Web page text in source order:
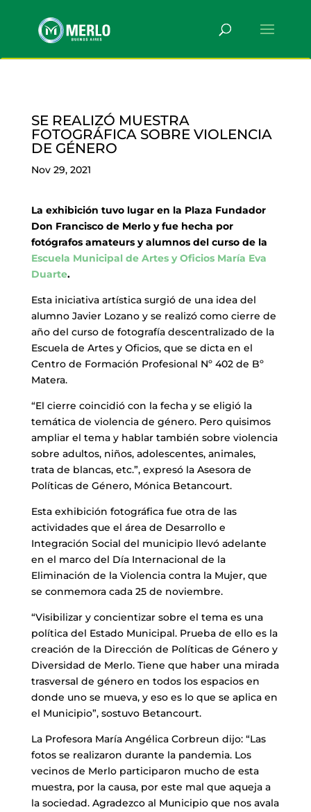
SE REALIZÓ MUESTRA
FOTOGRÁFICA SOBRE VIOLENCIA
DE GÉNERO
Nov 29, 2021
La exhibición tuvo lugar en la Plaza Fundador
Don Francisco de Merlo y fue hecha por
fotógrafos amateurs y alumnos del curso de la
Escuela Municipal de Artes y Oficios María Eva
Duarte.
Esta iniciativa artística surgió de una idea del
alumno Javier Lozano y se realizó como cierre de
año del curso de fotografía descentralizado de la
Escuela de Artes y Oficios, que se dicta en el
Centro de Formación Profesional Nº 402 de Bº
Matera.
“El cierre coincidió con la fecha y se eligió la
temática de violencia de género. Pero quisimos
ampliar el tema y hablar también sobre violencia
sobre adultos, niños, adolescentes, animales,
trata de blancas, etc.”, expresó la Asesora de
Políticas de Género, Mónica Betancourt.
Esta exhibición fotográfica fue otra de las
actividades que el área de Desarrollo e
Integración Social del municipio llevó adelante
en el marco del Día Internacional de la
Eliminación de la Violencia contra la Mujer, que
se conmemora cada 25 de noviembre.
“Visibilizar y concientizar sobre el tema es una
política del Estado Municipal. Prueba de ello es la
creación de la Dirección de Políticas de Género y
Diversidad de Merlo. Tiene que haber una mirada
trasversal de género en todos los espacios en
donde uno se mueva, y eso es lo que se aplica en
el Municipio”, sostuvo Betancourt.
La Profesora María Angélica Corbreun dijo: “Las
fotos se realizaron durante la pandemia. Los
vecinos de Merlo participaron mucho de esta
muestra, por la causa, por este mal que aqueja a
la sociedad. Agradezco al Municipio que nos avala